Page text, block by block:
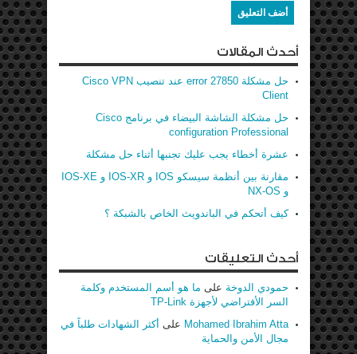
أحدث المقالات
حل مشكلة error 27850 عند تنصيب Cisco VPN
Client
حل مشكلة الشاشة البيضاء في برنامج Cisco
configuration Professional
عشرة أخطاء يجب عليك تجنبها أثناء حل مشكلة
مقارنة بين أنظمة سيسكو IOS و IOS-XR و IOS-XE
و NX-OS
كيف أتحكم في الباندويث الخاص بالشبكة ؟
أحدث التعليقات
حمودي الدوخة على ما هو أسم المستخدم وكلمة
السر الأفتراضي لأجهزة TP-Link
Mohamed Ibrahim Atta على أكثر الشهادات طلباً في
مجال الأمن والحماية